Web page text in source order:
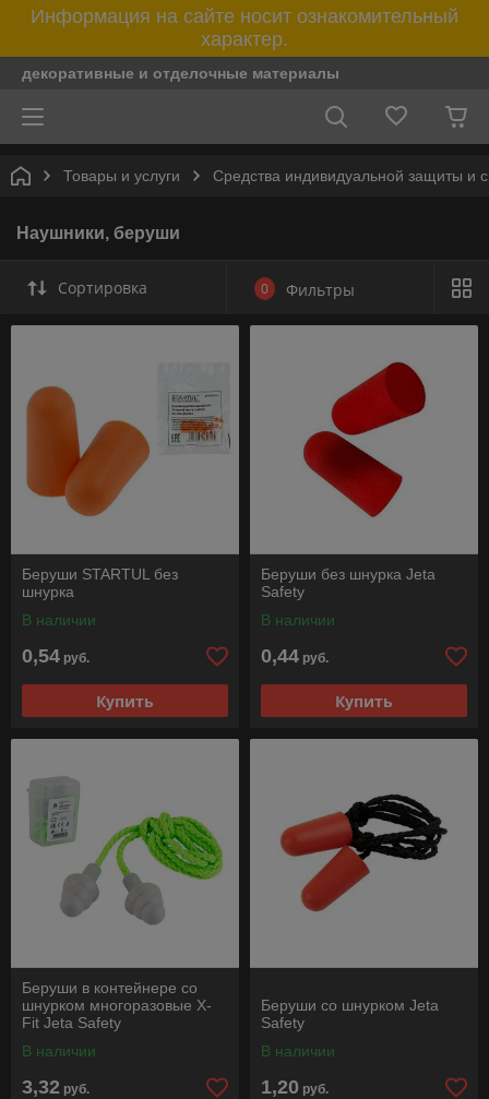
Информация на сайте носит ознакомительный
характер.
декоративные и отделочные материалы
Товары и услуги Средства индивидуальной защиты и
Наушники, беруши
Сортировка 0 Фильтры
Беруши STARTUL без
шнурка
В наличии
0,54 руб.
Купить
Беруши без шнурка Jeta
Safety
В наличии
0,44 руб.
Купить
Беруши в контейнере со
шнурком многоразовые X-
Fit Jeta Safety
В наличии
3,32 руб.
Беруши со шнурком Jeta
Safety
В наличии
1,20 руб.